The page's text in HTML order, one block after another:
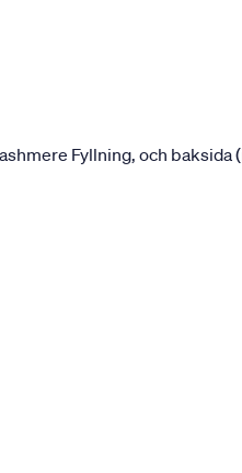
Fyllning, och baksida